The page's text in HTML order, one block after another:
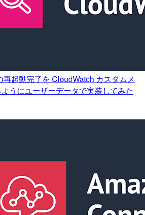
起動完了を CloudWatch カスタムメ
うにユーザーデータで実装してみた